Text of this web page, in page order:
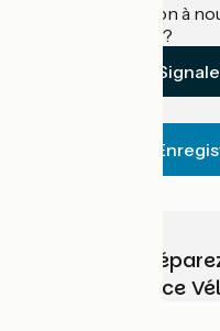
Une information à
établissement ?
Choisissez,
vélo avec France